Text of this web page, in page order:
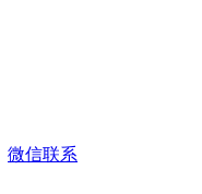
微信联系